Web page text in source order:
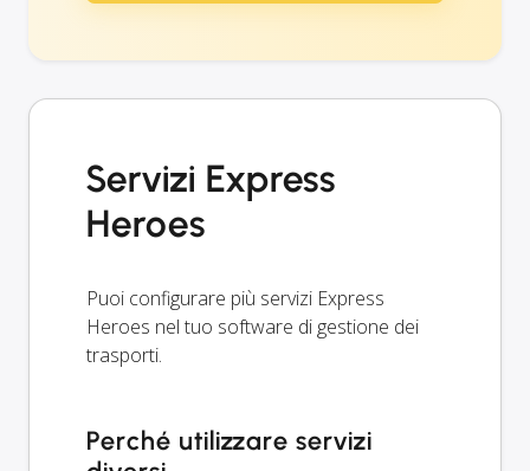
Servizi Express
Heroes
Puoi configurare più servizi Express
Heroes nel tuo software di gestione dei
trasporti.
Perché utilizzare servizi